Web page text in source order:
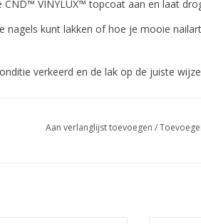
CND™ VINYLUX™ topcoat aan en laat
nagels kunt lakken of hoe je mooie
verkeerd en de lak op de juiste
Aan verlanglijst toevoegen /